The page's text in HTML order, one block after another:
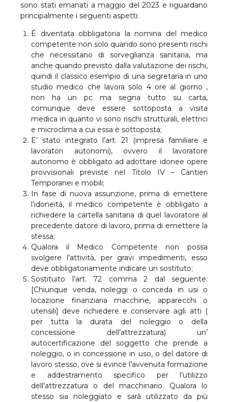
sono stati emanati a maggio del 2023 e riguardano
principalmente i seguenti aspetti:
È diventata obbligatoria la nomina del medico
competente non solo quando sono presenti rischi
che necessitano di sorveglianza sanitaria, ma
anche quando previsto dalla valutazione dei rischi,
quindi il classico esempio di una segretaria in uno
studio medico che lavora solo 4 ore al giorno ,
non ha un pc ma segna tutto su carta,
comunque deve essere sottoposta a visita
medica in quanto vi sono rischi strutturali, elettrici
e microclima a cui essa è sottoposta;
E’ stato integrato l’art. 21 (impresa familiare e
lavoratori autonomi), ovvero il lavoratore
autonomo è obbligato ad adottare idonee opere
provvisionali previste nel Titolo IV – Cantieri
Temporanei e mobili;
In fase di nuova assunzione, prima di emettere
l’idoneità, il medico competente è obbligato a
richiedere la cartella sanitaria di quel lavoratore al
precedente datore di lavoro, prima di emettere la
stessa;
Qualora il Medico Competente non possa
svolgere l’attività, per gravi impedimenti, esso
deve obbligatoriamente indicare un sostituto;
Sostituito l’art. 72 comma 2 dal seguente:
[Chiunque venda, noleggi o conceda in usi o
locazione finanziaria macchine, apparecchi o
utensili] deve richiedere e conservare agli atti (
per tutta la durata del noleggio o della
concessione dell’attrezzatura) un’
autocertificazione del soggetto che prende a
noleggio, o in concessione in uso, o del datore di
lavoro stesso, ove si evince l’avvenuta formazione
e addestramento specifico per l’utilizzo
dell’attrezzatura o del macchinario. Qualora lo
stesso sia noleggiato e sarà utilizzato da più